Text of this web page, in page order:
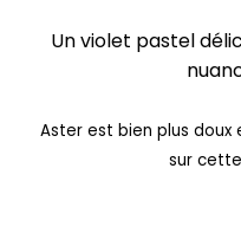
Un violet pastel
Aster est bien plus doux
sur